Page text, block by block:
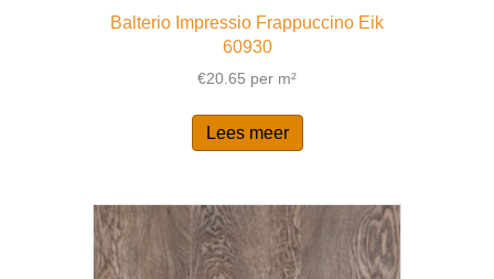
Balterio Impressio Frappuccino Eik
60930
€20.65 per m²
Lees meer